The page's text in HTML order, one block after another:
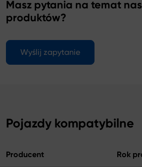
Masz pytania na temat
produktów?
Wyślij zapytanie
Pojazdy kompatybilne
Producent Rok